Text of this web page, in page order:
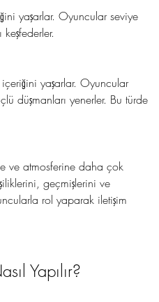
yaşarlar. Oyuncular seviye
yaşarlar. Oyuncular
düşmanları yenerler. Bu türde
ve atmosferine daha çok
geçmişlerini ve
rol yaparak iletişim
Yapılır?